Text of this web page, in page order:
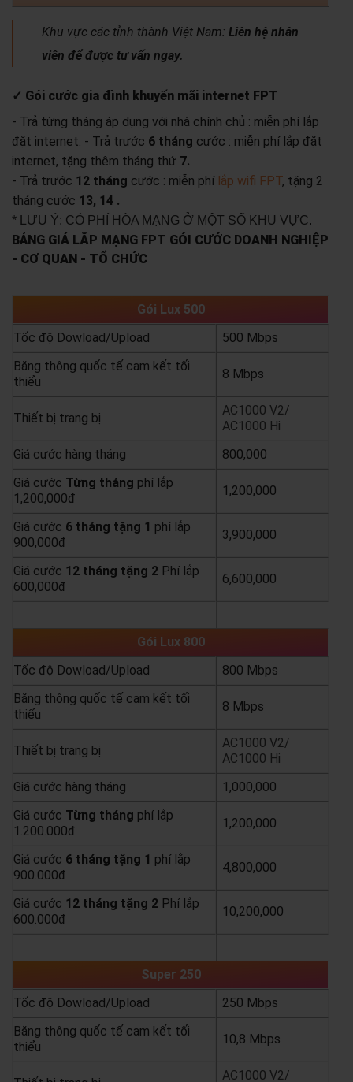
Khu vực các tỉnh thành Việt Nam: Liên hệ nhân
viên để được tư vấn ngay.
✓ Gói cước gia đình khuyến mãi internet FPT
- Trả từng tháng áp dụng với nhà chính chủ : miễn phí lắp
đặt internet. - Trả trước 6 tháng cước : miễn phí lắp đặt
internet, tặng thêm tháng thứ 7.
- Trả trước 12 tháng cước : miễn phí lắp wifi FPT, tặng 2
tháng cước 13, 14 .
* LƯU Ý: CÓ PHÍ HÒA MẠNG Ở MỘT SỐ KHU VỰC.
BẢNG GIÁ LẮP MẠNG FPT GÓI CƯỚC DOANH NGHIỆP
- CƠ QUAN - TỔ CHỨC
Gói Lux 500
Tốc độ Dowload/Upload
500 Mbps
Băng thông quốc tế cam kết tối
thiểu
8 Mbps
Thiết bị trang bị
AC1000 V2/
AC1000 Hi
Giá cước hàng tháng
800,000
Giá cước Từng tháng phí lắp
1,200,000đ
1,200,000
Giá cước 6 tháng tặng 1 phí lắp
900,000đ
3,900,000
Giá cước 12 tháng tặng 2 Phí lắp
600,000đ
6,600,000
Gói Lux 800
Tốc độ Dowload/Upload
800 Mbps
Băng thông quốc tế cam kết tối
thiểu
8 Mbps
Thiết bị trang bị
AC1000 V2/
AC1000 Hi
Giá cước hàng tháng
1,000,000
Giá cước Từng tháng phí lắp
1.200.000đ
1,200,000
Giá cước 6 tháng tặng 1 phí lắp
900.000đ
4,800,000
Giá cước 12 tháng tặng 2 Phí lắp
600.000đ
10,200,000
Super 250
Tốc độ Dowload/Upload
250 Mbps
Băng thông quốc tế cam kết tối
thiểu
10,8 Mbps
AC1000 V2/